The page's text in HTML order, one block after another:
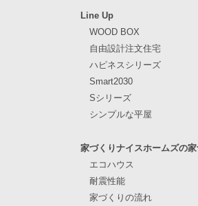
Line Up
WOOD BOX
自由設計注文住宅
ハピネスシリーズ
Smart2030
Sシリーズ
シンプルな平屋
家づくりナイスホームズの家
エコハウス
耐震性能
家づくりの流れ